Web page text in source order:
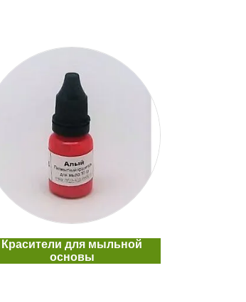
Красители для мыльной
основы